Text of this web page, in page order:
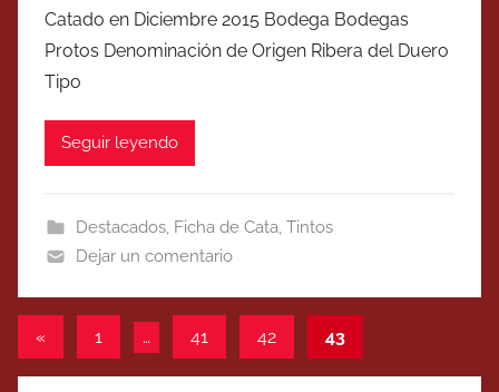
Catado en Diciembre 2015 Bodega Bodegas
Protos Denominación de Origen Ribera del Duero
Tipo
Seguir leyendo
Destacados, Ficha de Cata, Tintos
Dejar un comentario
Paginación
de
«Entradas
1 … 41 42 43